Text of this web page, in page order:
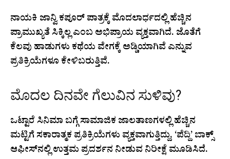
ನಾಯಕಿ ಜಾನ್ವಿ ಕಪೂರ್ ಪಾತ್ರಕ್ಕೆ ಮೊದಲಾರ್ಧದಲ್ಲಿ ಹೆಚ್ಚಿನ
ಪ್ರಾಮುಖ್ಯತೆ ಸಿಕ್ಕಿಲ್ಲ ಎಂಬ ಅಭಿಪ್ರಾಯ ವ್ಯಕ್ತವಾಗಿದೆ. ಜೊತೆಗೆ
ಕೆಲವು ಹಾಡುಗಳು ಕಥೆಯ ವೇಗಕ್ಕೆ ಅಡ್ಡಿಯಾಗಿವೆ ಎನ್ನುವ
ಪ್ರತಿಕ್ರಿಯೆಗಳೂ ಕೇಳಿಬರುತ್ತಿವೆ.
ಮೊದಲ ದಿನವೇ ಗೆಲುವಿನ ಸುಳಿವು?
ಒಟ್ಟಾರೆ ಸಿನಿಮಾ ಬಗ್ಗೆ ಸಾಮಾಜಿಕ ಜಾಲತಾಣಗಳಲ್ಲಿ ಹೆಚ್ಚಿನ
ಮಟ್ಟಿಗೆ ಸಕಾರಾತ್ಮಕ ಪ್ರತಿಕ್ರಿಯೆಗಳು ವ್ಯಕ್ತವಾಗುತ್ತಿದ್ದು, ‘ಪೆದ್ದಿ’ ಬಾಕ್ಸ್
ಆಫೀಸ್‌ನಲ್ಲಿ ಉತ್ತಮ ಪ್ರದರ್ಶನ ನೀಡುವ ನಿರೀಕ್ಷೆ ಮೂಡಿಸಿದೆ.